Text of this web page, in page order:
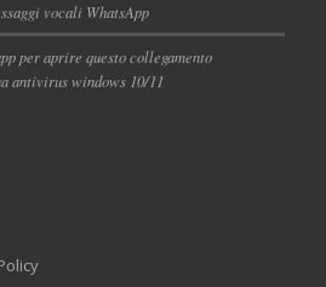
vocali WhatsApp
per aprire questo collegamento
antivirus windows 10/11